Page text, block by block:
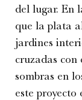
del lugar. En
que la plata
jardines
cruzadas con
sombras en
este proyecto